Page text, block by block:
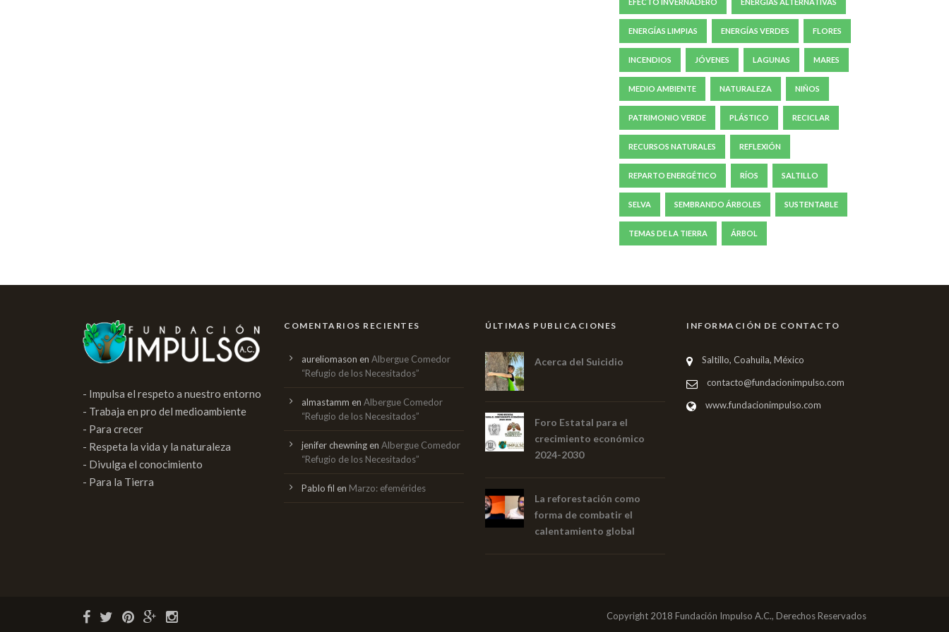
ENERGÍAS LIMPIAS ENERGÍAS VERDES FLORES
INCENDIOS JÓVENES LAGUNAS MARES
MEDIO AMBIENTE NATURALEZA NIÑOS
PATRIMONIO VERDE PLÁSTICO RECICLAR
RECURSOS NATURALES REFLEXIÓN
REPARTO ENERGÉTICO RÍOS SALTILLO
SELVA SEMBRANDO ÁRBOLES SUSTENTABLE
TEMAS DE LA TIERRA ÁRBOL
- Impulsa el respeto a nuestro entorno
- Trabaja en pro del medioambiente
- Para crecer
- Respeta la vida y la naturaleza
- Divulga el conocimiento
- Para la Tierra
COMENTARIOS RECIENTES
aureliomason en Albergue Comedor
“Refugio de los Necesitados”
almastamm en Albergue Comedor
“Refugio de los Necesitados”
jenifer chewningen Albergue Comedor
“Refugio de los Necesitados”
Pablo fil en Marzo: efemérides
ÚLTIMAS PUBLICACIONES
Acerca del Suicidio
Foro Estatal para el
crecimiento económico
2024-2030
La reforestación como
forma de combatir el
calentamiento global
INFORMACIÓN DE CONTACTO
Saltillo, Coahuila, México
contacto@fundacionimpulso.com
www.fundacionimpulso.com
Copyright 2018 Fundación Impulso A.C., Derechos Reservados